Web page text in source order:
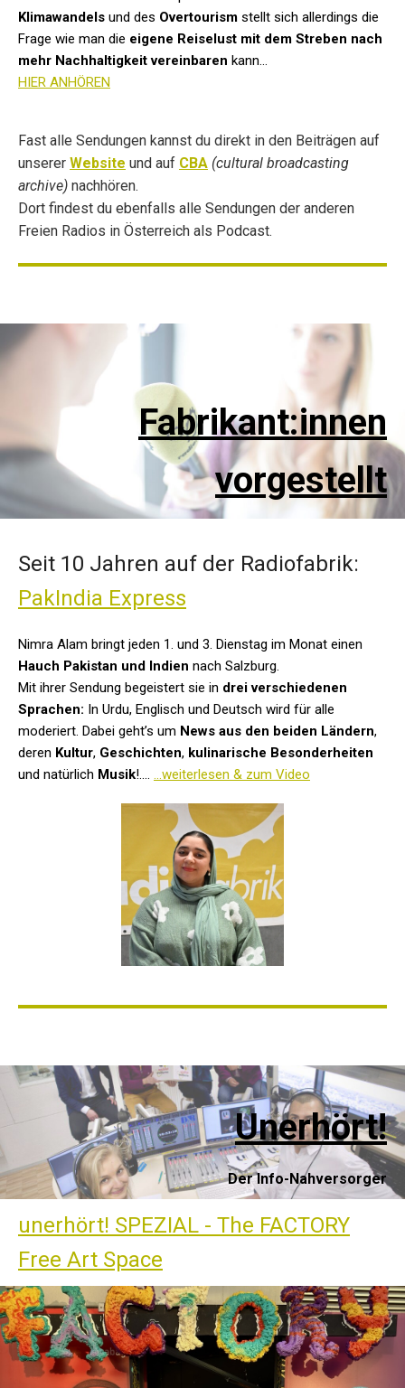
Klimawandels und des Overtourism stellt sich allerdings die
Frage wie man die eigene Reiselust mit dem Streben nach
mehr Nachhaltigkeit vereinbaren kann...
HIER ANHÖREN
Fast alle Sendungen kannst du direkt in den Beiträgen auf
unserer Website und auf CBA (cultural broadcasting
archive) nachhören.
Dort findest du ebenfalls alle Sendungen der anderen
Freien Radios in Österreich als Podcast.
Fabrikant:innen
vorgestellt
Seit 10 Jahren auf der Radiofabrik:
PakIndia Express
Nimra Alam bringt jeden 1. und 3. Dienstag im Monat einen
Hauch Pakistan und Indien nach Salzburg.
Mit ihrer Sendung begeistert sie in drei verschiedenen
Sprachen: In Urdu, Englisch und Deutsch wird für alle
moderiert. Dabei geht’s um News aus den beiden Ländern,
deren Kultur, Geschichten, kulinarische Besonderheiten
und natürlich Musik!.... ...weiterlesen & zum Video
Unerhört!
Der Info-Nahversorger
unerhört! SPEZIAL - The FACTORY
Free Art Space